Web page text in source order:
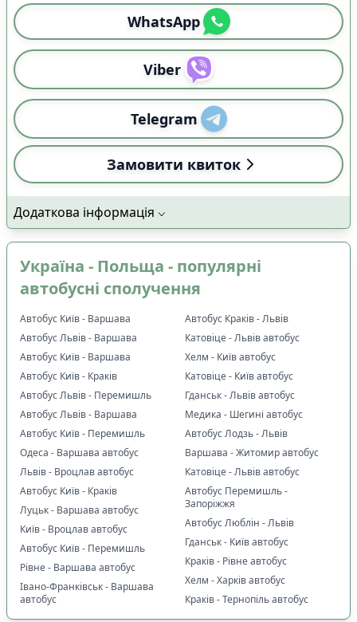
WhatsApp
Viber
Telegram
Замовити квиток
Додаткова інформація
Україна - Польща - популярні
автобусні сполучення
Автобус Київ - Варшава
Автобус Львів - Варшава
Автобус Київ - Варшава
Автобус Київ - Краків
Автобус Львів - Перемишль
Автобус Львів - Варшава
Автобус Київ - Перемишль
Одеса - Варшава автобус
Львів - Вроцлав автобус
Автобус Київ - Краків
Луцьк - Варшава автобус
Київ - Вроцлав автобус
Автобус Київ - Перемишль
Рівне - Варшава автобус
Івано-Франківськ - Варшава
автобус
Автобус Краків - Львів
Катовіце - Львів автобус
Хелм - Київ автобус
Катовіце - Київ автобус
Гданськ - Львів автобус
Медика - Шегині автобус
Автобус Лодзь - Львів
Варшава - Житомир автобус
Катовіце - Львів автобус
Автобус Перемишль -
Запоріжжя
Автобус Люблін - Львів
Гданськ - Київ автобус
Краків - Рівне автобус
Хелм - Харків автобус
Краків - Тернопіль автобус